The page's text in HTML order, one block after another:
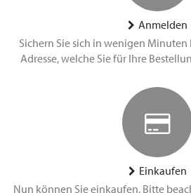
Anmelden
Sichern Sie sich in wenigen
Adresse, welche Sie für Ihre
Einkaufen
Nun können Sie einkaufen. Bitte